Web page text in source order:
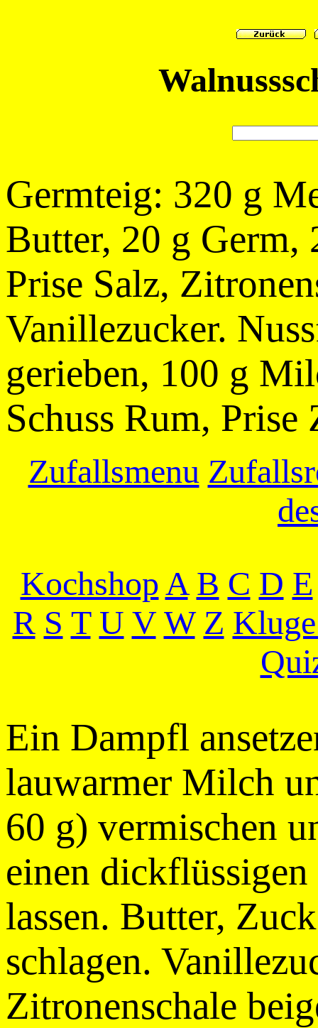
Germteig: 320 g
Butter, 20 g
Prise Salz,
Vanillezucker.
gerieben, 100 g
Schuss Rum, Prise
Zufallsmenu
KochshopA B C D E
R S T U V W Z
Ein Dampfl
lauwarmer Milch
60 g) vermischen
einen
lassen. Butter,
schlagen.
Zitronenschale